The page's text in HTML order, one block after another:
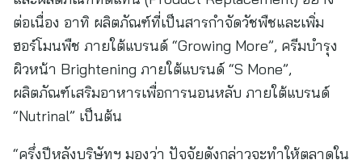
ต่อเนื่อง อาทิ ผลิตภัณฑ์ที่เป็นสารกำจัดวัชพืชและเพิ่ม
ฮอร์โมนพืช ภายใต้แบรนด์ “Growing More”, ครีมบำรุง
ผิวหน้า Brightening ภายใต้แบรนด์ “S Mone”,
ผลิตภัณฑ์เสริมอาหารเพื่อการนอนหลับ ภายใต้แบรนด์
“Nutrinal” เป็นต้น
“ครึ่งปีหลังบริษัทฯ มองว่า ปัจจัยดังกล่าวจะทำให้ตลาดใน